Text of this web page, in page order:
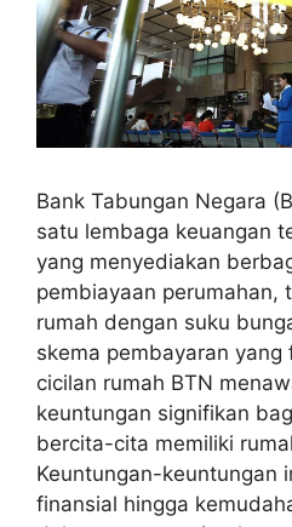
Bank Tabungan Negara
satu lembaga keuangan
yang menyediakan
pembiayaan perumahan,
rumah dengan suku
skema pembayaran yang
cicilan rumah BTN
keuntungan signifikan
bercita-cita memiliki
Keuntungan-keuntungan
finansial hingga